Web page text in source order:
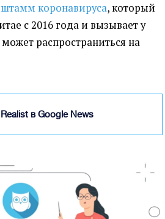
штамм коронавируса, который
с 2016 года и вызывает у
распространиться на
в Google News